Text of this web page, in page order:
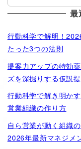
最
行動科学で解明！
たった3つの法則
提案力アップの特効
ズを深掘りする仮説
行動科学で解き明か
営業組織の作り方
自ら営業が動く組織
2026年最新マネジメ